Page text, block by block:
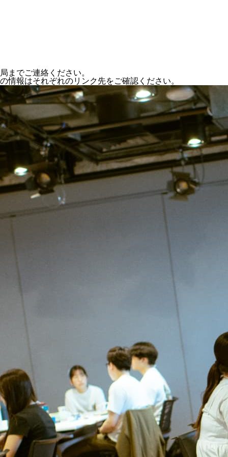
までご連絡ください。
情報はそれぞれのリンク先をご確認ください。